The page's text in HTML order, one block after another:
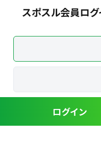
スポスル会員ログ
ログイン